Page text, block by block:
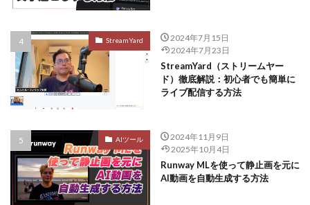
StreamYard
2024年7月15日
2024年7月23日
StreamYard（ストリームヤー
ド）徹底解説：初心者でも簡単に
ライブ配信する方法
AIツール
2024年11月9日
2025年10月4日
Runway MLを使って静止画を元に
AI動画を自動生成する方法